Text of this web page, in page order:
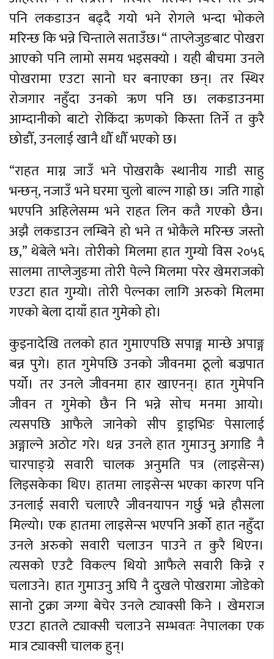
पनि लकडाउन बढ्दै गयो भने रोगले भन्दा भोकले
मरिन्छ कि भन्ने चिन्ताले सताउँछ।“ ताप्लेजुङबाट पोखरा
आएको पनि लामो समय भइसक्यो । यही बीचमा उनले
पोखरामा एउटा सानो घर बनाएका छन्। तर स्थिर
रोजगार नहुँदा उनको ऋण पनि छ। लकडाउनमा
आम्दानीको बाटो रोकिंदा ऋणको किस्ता तिर्ने त कुरै
छोडौँ, उनलाई खानै धौँ धौँ भएको छ।
“राहत माग्न जाउँ भने पोखराकै स्थानीय गाडी साहु
भन्छन्, नजाउँ भने घरमा चुलो बाल्न गाह्रो छ। जति गाह्रो
भएपनि अहिलेसम्म भने राहत लिन कतै गएको छैन।
अझै लकडाउन लम्बिने हो भने त भोकैले मरिन्छ जस्तो
छ,” थेबेले भने। तोरीको मिलमा हात गुम्यो विस २०५६
सालमा ताप्लेजुङमा तोरी पेल्ने मिलमा परेर खेमराजको
एउटा हात गुम्यो। तोरी पेल्नका लागि अरुको मिलमा
गएको बेला दायाँ हात गुमेको हो।
कुइनादेखि तलको हात गुमाएपछि सपाङ्ग मान्छे अपाङ्ग
बन्न पुगे। हात गुमेपछि उनको जीवनमा ठूलो बज्रपात
पर्यो। तर उनले जीवनमा हार खाएनन्। हात गुमेपनि
जीवन त गुमेको छैन नि भन्ने सोच मनमा आयो।
त्यसपछि आफैले जानेको सीप ड्राइभिङ पेसालाई
अङ्गाल्ने अठोट गरे। धन्न उनले हात गुमाउनु अगाडि नै
चारपाङ्ग्रे सवारी चालक अनुमति पत्र (लाइसेन्स)
लिइसकेका थिए। हातमा लाइसेन्स भएका कारण पनि
उनलाई सवारी चलाएरै जीवनयापन गर्छु भन्ने हौसला
मिल्यो। एक हातमा लाइसेन्स भएपनि अर्को हात नहुँदा
उनले अरुको सवारी चलाउन पाउने त कुरै थिएन।
त्यसको एउटै विकल्प थियो आफैले सवारी किन्ने र
चलाउने। हात गुमाउनु अघि नै दुखले पोखरामा जोडेको
सानो टुक्रा जग्गा बेचेर उनले ट्याक्सी किने । खेमराज
एउटा हातले ट्याक्सी चलाउने सम्भवतः नेपालका एक
मात्र ट्याक्सी चालक हुन्।